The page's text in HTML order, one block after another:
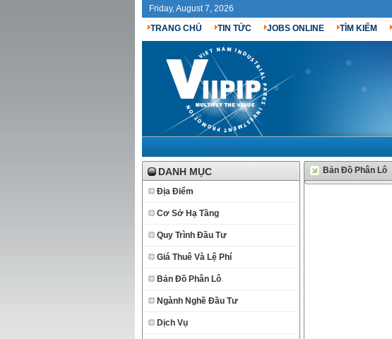
Friday, August 7, 2026
TRANG CHỦ TIN TỨC JOBS ONLINE TÌM KIẾM
DANH MỤC
Địa Điểm
Cơ Sở Hạ Tầng
Quy Trình Đầu Tư
Giá Thuê Và Lệ Phí
Bản Đồ Phân Lô
Ngành Nghề Đầu Tư
Dịch Vụ
Bản Đồ Phân Lô